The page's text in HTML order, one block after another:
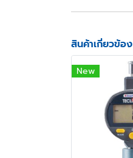
สินค้าเกี่ยวข้อง
New